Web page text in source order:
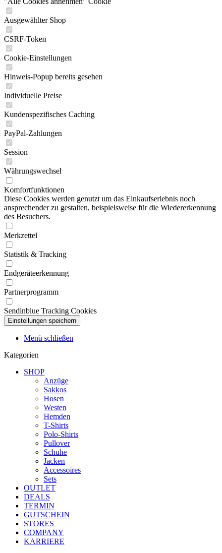
Ausgewählter Shop
CSRF-Token
Cookie-Einstellungen
Hinweis-Popup bereits gesehen
Individuelle Preise
Kundenspezifisches Caching
PayPal-Zahlungen
Session
Währungswechsel
Komfortfunktionen
Diese Cookies werden genutzt um das Einkaufserlebnis noch
ansprechender zu gestalten, beispielsweise für die Wiedererkennung
des Besuchers.
Merkzettel
Statistik & Tracking
Endgeräteerkennung
Partnerprogramm
Sendinblue Tracking Cookies
Menü schließen
Kategorien
SHOP
Anzüge
Sakkos
Hosen
Westen
Hemden
T-Shirts
Polo-Shirts
Pullover
Schuhe
Jacken
Accessoires
Sets
OUTLET
DEALS
TERMIN
GUTSCHEIN
STORES
COMPANY
KARRIERE